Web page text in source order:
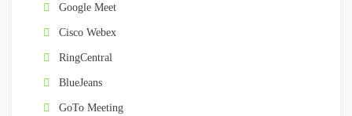
Google Meet
Cisco Webex
RingCentral
BlueJeans
GoTo Meeting